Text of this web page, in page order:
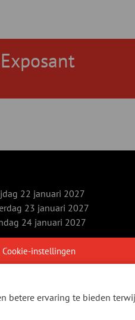
Exposant
22 januari 2027
23 januari 2027
24 januari 2027
Xpo Group
Cookie-instellingen
betere ervaring te bieden